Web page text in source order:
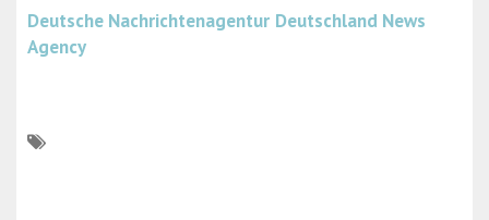
Deutsche Nachrichtenagentur Deutschland News
Agency